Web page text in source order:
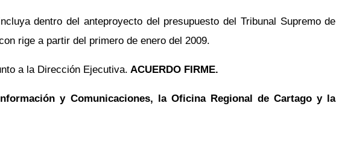
dentro del anteproyecto del presupuesto del Tribunal Supremo de
rige a partir del primero de enero del 2009.
a la Dirección Ejecutiva. ACUERDO FIRME.
y Comunicaciones, la Oficina Regional de Cartago y la